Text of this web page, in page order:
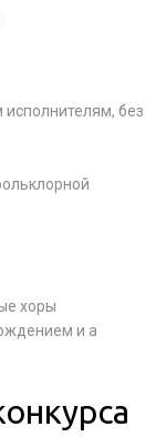
без
хоры
и a